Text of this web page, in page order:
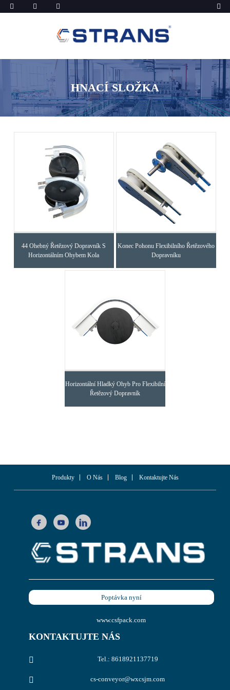
HNACÍ SLOŽKA
44 Ohebný Řetězový Dopravník S
Horizontálním Ohybem Kola
Konec Pohonu Flexibilního Řetězového
Dopravníku
Horizontální Hladký Ohyb Pro Flexibilní
Řetězový Dopravník
Produkty O Nás Blog Kontaktujte Nás
Poptávka nyní
www.csfpack.com
KONTAKTUJTE NÁS
Tel.: 8618921137719
cs-conveyor@wxcsjm.com